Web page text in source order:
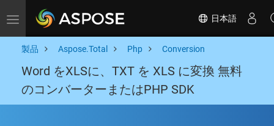
Toggle navigation 日本語
製品 Aspose.Total Php Conversion
Word をXLSに、TXT を XLS に変換 無料
のコンバーターまたはPHP SDK